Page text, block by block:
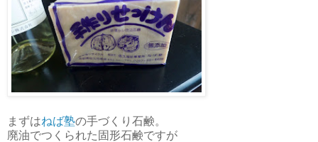
まずはねば塾の手づくり石鹸。
廃油でつくられた固形石鹸ですが